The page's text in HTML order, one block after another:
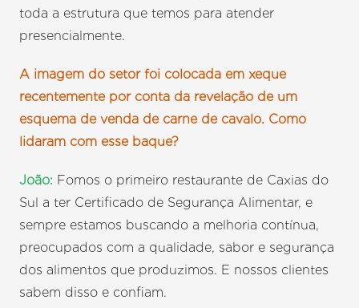
toda a estrutura que temos para atender
presencialmente.
A imagem do setor foi colocada em xeque
recentemente por conta da revelação de um
esquema de venda de carne de cavalo. Como
lidaram com esse baque?
João: Fomos o primeiro restaurante de Caxias do
Sul a ter Certificado de Segurança Alimentar, e
sempre estamos buscando a melhoria contínua,
preocupados com a qualidade, sabor e segurança
dos alimentos que produzimos. E nossos clientes
sabem disso e confiam.